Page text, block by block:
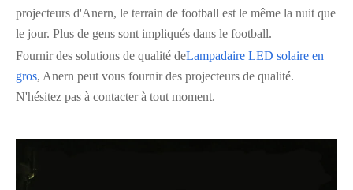
projecteurs d'Anern, le terrain de football est le même la nuit que
le jour. Plus de gens sont impliqués dans le football.
Fournir des solutions de qualité deLampadaire LED solaire en
gros, Anern peut vous fournir des projecteurs de qualité.
N'hésitez pas à contacter à tout moment.